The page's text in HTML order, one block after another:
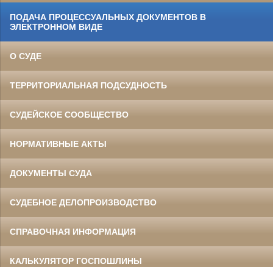
ПОДАЧА ПРОЦЕССУАЛЬНЫХ ДОКУМЕНТОВ В
ЭЛЕКТРОННОМ ВИДЕ
О СУДЕ
ТЕРРИТОРИАЛЬНАЯ ПОДСУДНОСТЬ
СУДЕЙСКОЕ СООБЩЕСТВО
НОРМАТИВНЫЕ АКТЫ
ДОКУМЕНТЫ СУДА
СУДЕБНОЕ ДЕЛОПРОИЗВОДСТВО
СПРАВОЧНАЯ ИНФОРМАЦИЯ
КАЛЬКУЛЯТОР ГОСПОШЛИНЫ